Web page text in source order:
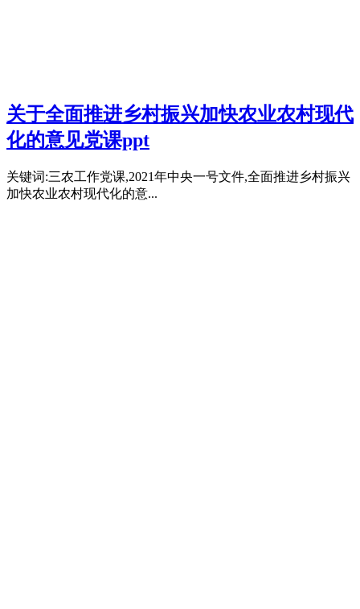
关于全面推进乡村振兴加快农业农村现代
化的意见党课ppt
关键词:三农工作党课,2021年中央一号文件,全面推进乡村振兴
加快农业农村现代化的意...